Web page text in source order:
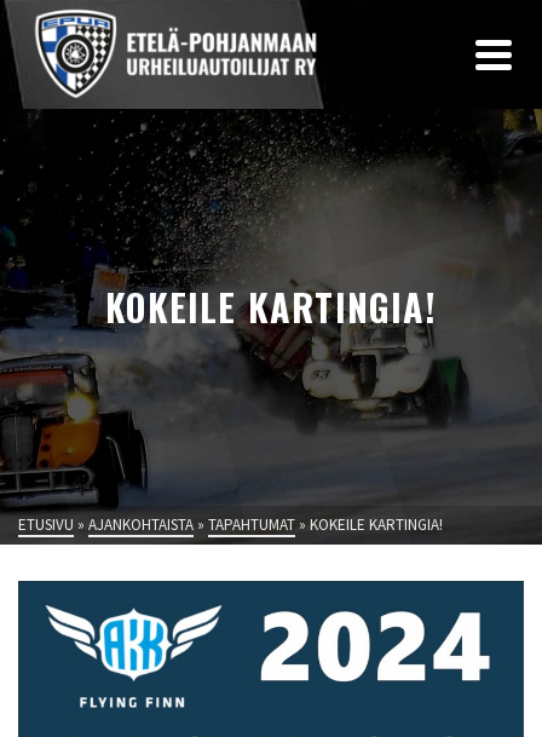
KOKEILE KARTINGIA!
ETUSIVU » AJANKOHTAISTA » TAPAHTUMAT » KOKEILE KARTINGIA!